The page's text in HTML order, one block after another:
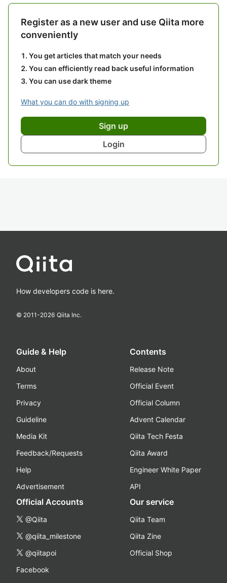
Register as a new user and use Qiita more
conveniently
You get articles that match your needs
You can efficiently read back useful information
You can use dark theme
What you can do with signing up
Sign up
Login
How developers code is here.
© 2011-2026 Qiita Inc.
Guide & Help
About
Terms
Privacy
Guideline
Media Kit
Feedback/Requests
Help
Advertisement
Contents
Release Note
Official Event
Official Column
Advent Calendar
Qiita Tech Festa
Qiita Award
Engineer White Paper
API
Official Accounts
@Qiita
@qiita_milestone
@qiitapoi
Facebook
Our service
Qiita Team
Qiita Zine
Official Shop